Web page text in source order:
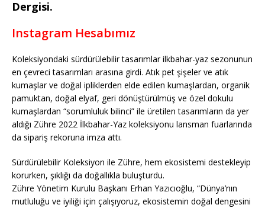
Dergisi.
Instagram Hesabımız
Koleksiyondaki sürdürülebilir tasarımlar ilkbahar-yaz sezonunun
en çevreci tasarımları arasına girdi. Atık pet şişeler ve atık
kumaşlar ve doğal ipliklerden elde edilen kumaşlardan, organik
pamuktan, doğal elyaf, geri dönüştürülmüş ve özel dokulu
kumaşlardan “sorumluluk bilinci” ile üretilen tasarımların da yer
aldığı Zühre 2022 İlkbahar-Yaz koleksiyonu lansman fuarlarında
da sipariş rekoruna imza attı.
Sürdürülebilir Koleksiyon ile Zühre, hem ekosistemi destekleyip
korurken, şıklığı da doğallıkla buluşturdu.
Zühre Yönetim Kurulu Başkanı Erhan Yazıcıoğlu, “Dünya’nın
mutluluğu ve iyiliği için çalışıyoruz, ekosistemin doğal dengesini